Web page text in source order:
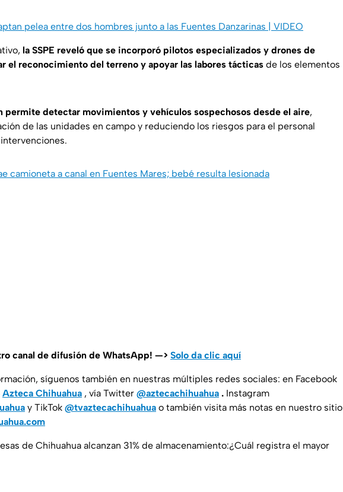
pelea entre dos hombres junto a las Fuentes Danzarinas | VIDEO
la SSPE reveló que se incorporó pilotos especializados y drones de
el reconocimiento del terreno y apoyar las labores tácticas de los elementos
permite detectar movimientos y vehículos sospechosos desde el aire,
de las unidades en campo y reduciendo los riesgos para el personal
camioneta a canal en Fuentes Mares; bebé resulta lesionada
canal de difusión de WhatsApp! —> Solo da clic aquí
síguenos también en nuestras múltiples redes sociales: en Facebook
Azteca Chihuahua , vía Twitter @aztecachihuahua . Instagram
y TikTok @tvaztecachihuahua o también visita más notas en nuestro sitio
de Chihuahua alcanzan 31% de almacenamiento:¿Cuál registra el mayor